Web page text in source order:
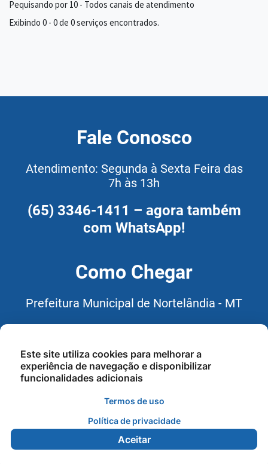
Pequisando por 10 - Todos canais de atendimento
Exibindo 0 - 0 de 0 serviços encontrados.
Fale Conosco
Atendimento: Segunda à Sexta Feira das
7h às 13h
(65) 3346-1411 – agora também
com WhatsApp!
Como Chegar
Prefeitura Municipal de Nortelândia - MT
Macaúba, N° 1140, Bairro: Centro,
CEP: 78.430-000
Este site utiliza cookies para melhorar a
experiência de navegação e disponibilizar
funcionalidades adicionais
Termos de uso
Política de privacidade
Aceitar